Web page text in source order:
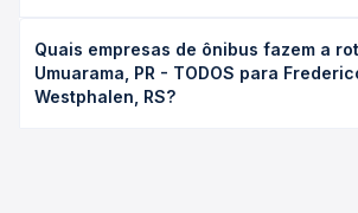
desejada.
TODOS para Frederico Westphalen, RS
R$ 284,09 e varia conforme a data da
o tipo de poltrona e a antecedência da
Quais empresas de ônibus fazem a
Umuarama, PR - TODOS para
Westphalen, RS?